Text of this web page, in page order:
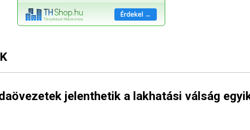
Érdekel →
jelenthetik a lakhatási válság